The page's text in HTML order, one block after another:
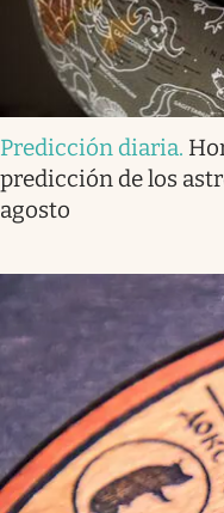
Predicción diaria.
predicción de los
agosto